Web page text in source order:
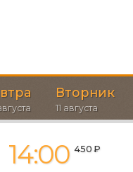
Вторник
11 августа
14:00 450 ₽